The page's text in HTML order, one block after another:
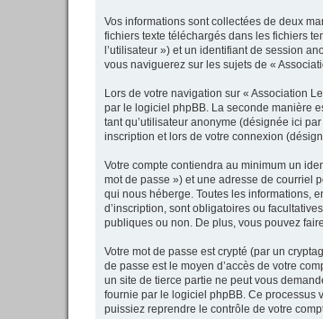
Vos informations sont collectées de deux
fichiers texte téléchargés dans les fichiers
l’utilisateur ») et un identifiant de session
vous naviguerez sur les sujets de «
Lors de votre navigation sur « Association
par le logiciel phpBB. La seconde manière
tant qu’utilisateur anonyme (désignée ici
inscription et lors de votre connexion
Votre compte contiendra au minimum un
mot de passe ») et une adresse de courriel
qui nous héberge. Toutes les informations,
d’inscription, sont obligatoires ou
publiques ou non. De plus, vous pouvez
Votre mot de passe est crypté (par un
de passe est le moyen d’accès de votre
un site de tierce partie ne peut vous
fournie par le logiciel phpBB. Ce processus
puissiez reprendre le contrôle de votre